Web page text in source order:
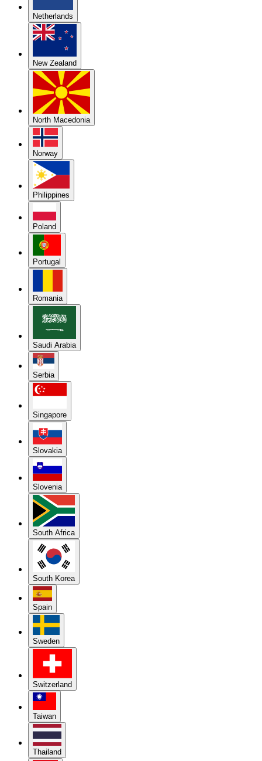
Netherlands
New Zealand
North Macedonia
Norway
Philippines
Poland
Portugal
Romania
Saudi Arabia
Serbia
Singapore
Slovakia
Slovenia
South Africa
South Korea
Spain
Sweden
Switzerland
Taiwan
Thailand